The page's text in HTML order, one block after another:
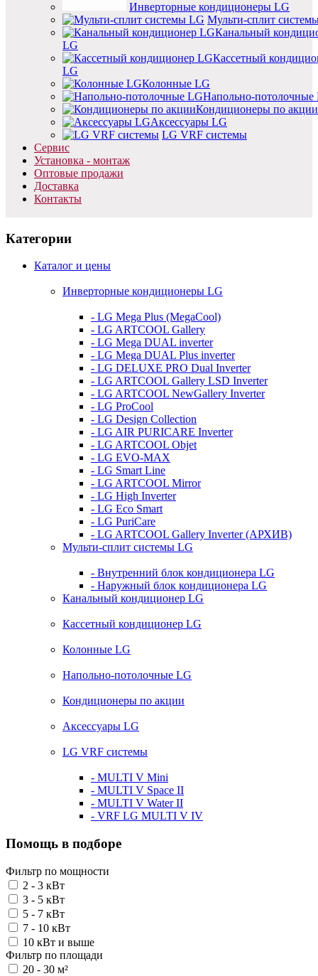
Инверторные кондиционеры LG
Мульти-сплит
Канальный
LG
Кассетный
LG
Колонные LG
Напольно-потолочные
Кондиционеры по акции
Аксессуары LG
LG VRF системы
Сервис
Установка - монтаж
Оптовые продажи
Доставка
Контакты
Категории
Каталог и цены
Инверторные кондиционеры LG
- LG Mega Plus (MegaCool)
- LG ARTCOOL Gallery
- LG Mega DUAL inverter
- LG Mega DUAL Plus inverter
- LG DELUXE PRO Dual Inverter
- LG ARTCOOL Gallery LSD Inverter
- LG ARTCOOL NewGallery Inverter
- LG ProCool
- LG Design Collection
- LG AIR PURICARE Inverter
- LG ARTCOOL Objet
- LG EVO-MAX
- LG Smart Line
- LG ARTCOOL Mirror
- LG High Inverter
- LG Eco Smart
- LG PuriCare
- LG ARTCOOL Gallery Inverter (АРХИВ)
Мульти-сплит системы LG
- Внутренний блок кондиционера LG
- Наружный блок кондиционера LG
Канальный кондиционер LG
Кассетный кондиционер LG
Колонные LG
Напольно-потолочные LG
Кондиционеры по акции
Аксессуары LG
LG VRF системы
- MULTI V Mini
- MULTI V Space II
- MULTI V Water II
- VRF LG MULTI V IV
Помощь в подборе
Фильтр по мощности
2 - 3 кВт
3 - 5 кВт
5 - 7 кВт
7 - 10 кВт
10 кВт и выше
Фильтр по площади
20 - 30 м²